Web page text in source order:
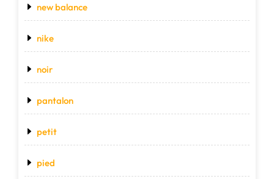
new balance
nike
noir
pantalon
petit
pied